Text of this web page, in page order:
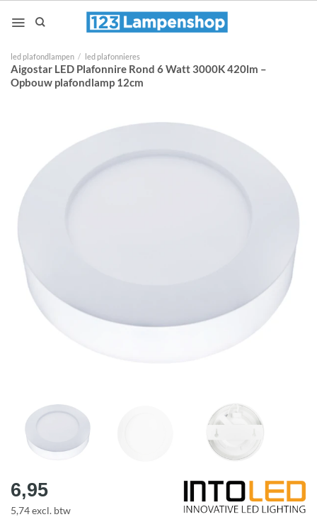
naar
led plafondlampen / led plafonnieres
Aigostar LED Plafonnire Rond 6 Watt 3000K 420lm –
Opbouw plafondlamp 12cm
6,95
5,74 excl. btw